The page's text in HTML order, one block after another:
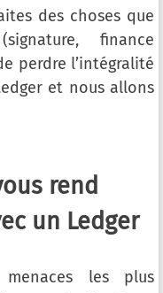
des choses que
finance
perdre l’intégralité
et nous allons
rend
un Ledger
les plus